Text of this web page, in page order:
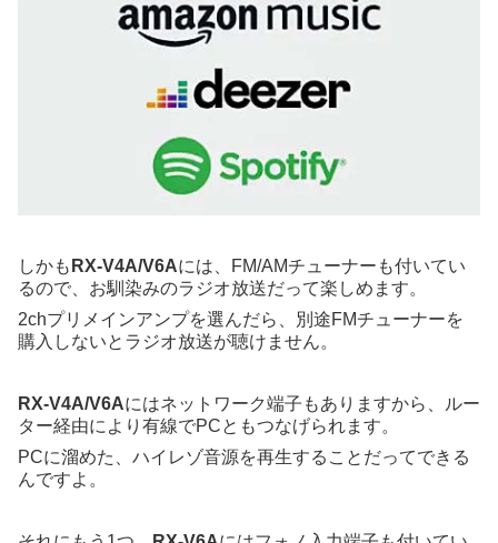
しかも RX-V4A/V6Aには、FM/AMチューナーも付いてい
るので、お馴染みのラジオ放送だって楽しめます。
2chプリメインアンプを選んだら、別途FMチューナーを
購入しないとラジオ放送が聴けません。
RX-V4A/V6Aにはネットワーク端子もありますから、ルー
ター経由により有線でPCともつなげられます。
PCに溜めた、ハイレゾ音源を再生することだってできる
んですよ。